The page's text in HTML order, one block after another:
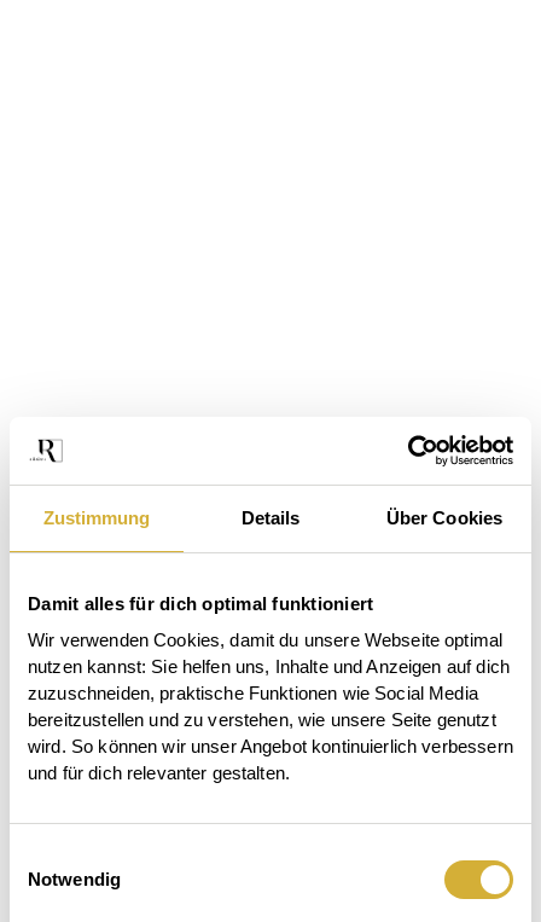
Zustimmung Details Über Cookies
Damit alles für dich optimal funktioniert
Wir verwenden Cookies, damit du unsere Webseite optimal
nutzen kannst: Sie helfen uns, Inhalte und Anzeigen auf dich
zuzuschneiden, praktische Funktionen wie Social Media
bereitzustellen und zu verstehen, wie unsere Seite genutzt
wird. So können wir unser Angebot kontinuierlich verbessern
und für dich relevanter gestalten.
Notwendig
Der
Das
Beet